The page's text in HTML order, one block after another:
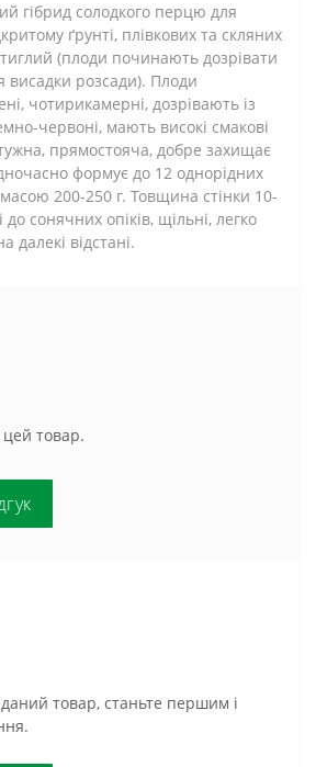
гібрид солодкого перцю для
ґрунті, плівкових та скляних
(плоди починають дозрівати
висадки розсади). Плоди
чотирикамерні, дозрівають із
червоні, мають високі смакові
прямостояча, добре захищає
формує до 12 однорідних
200-250 г. Товщина стінки 10-
сонячних опіків, щільні, легко
далекі відстані.
цей товар.
товар, станьте першим і